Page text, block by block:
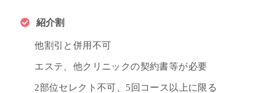
紹介割
他割引と併用不可
エステ、他クリニックの契約書等が必要
2部位セレクト不可、5回コース以上に限る